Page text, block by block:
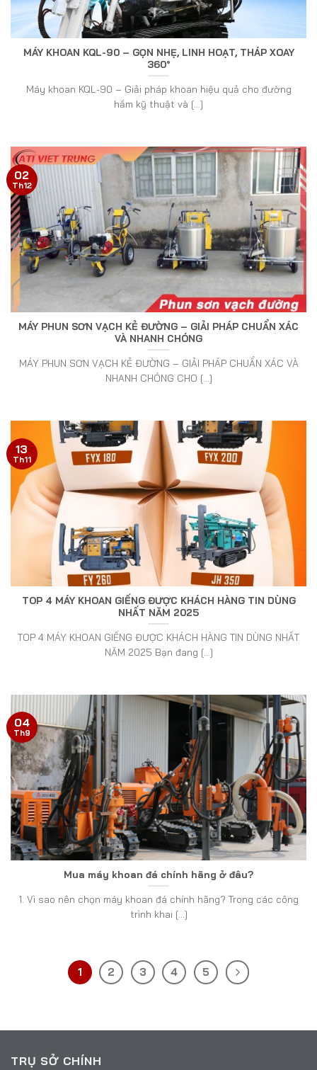
MÁY KHOAN KQL-90 – GỌN NHẸ, LINH HOẠT, THÁP XOAY
360°
Máy khoan KQL-90 – Giải pháp khoan hiệu quả cho đường
hầm kỹ thuật và [...]
MÁY PHUN SƠN VẠCH KẺ ĐƯỜNG – GIẢI PHÁP CHUẨN XÁC
VÀ NHANH CHÓNG
MÁY PHUN SƠN VẠCH KẺ ĐƯỜNG – GIẢI PHÁP CHUẨN XÁC VÀ
NHANH CHÓNG CHO [...]
02
Th12
TOP 4 MÁY KHOAN GIẾNG ĐƯỢC KHÁCH HÀNG TIN DÙNG
NHẤT NĂM 2025
TOP 4 MÁY KHOAN GIẾNG ĐƯỢC KHÁCH HÀNG TIN DÙNG NHẤT
NĂM 2025 Bạn đang [...]
13
Th11
Mua máy khoan đá chính hãng ở đâu?
1. Vì sao nên chọn máy khoan đá chính hãng? Trong các công
trình khai [...]
04
Th9
1 2 3 4 5
TRỤ SỞ CHÍNH